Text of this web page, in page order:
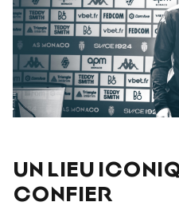
UN LIEU
CONFIER